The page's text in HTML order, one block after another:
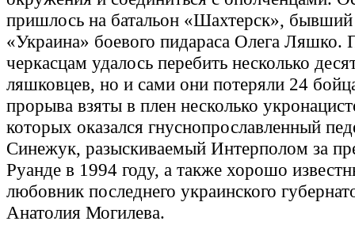
пришлось на батальон «Шахтерск», бывший
«Украина» боевого пидараса Олега Ляшко.
черкасцам удалось перебить несколько
ляшковцев, но и сами они потеряли 24
прорыва взяты в плен несколько
которых оказался гнуснопрославленный
Синежук, разыскиваемый Интерполом за
Руанде в 1994 году, а также хорошо
любовник последнего украинского
Анатолия Могилева.